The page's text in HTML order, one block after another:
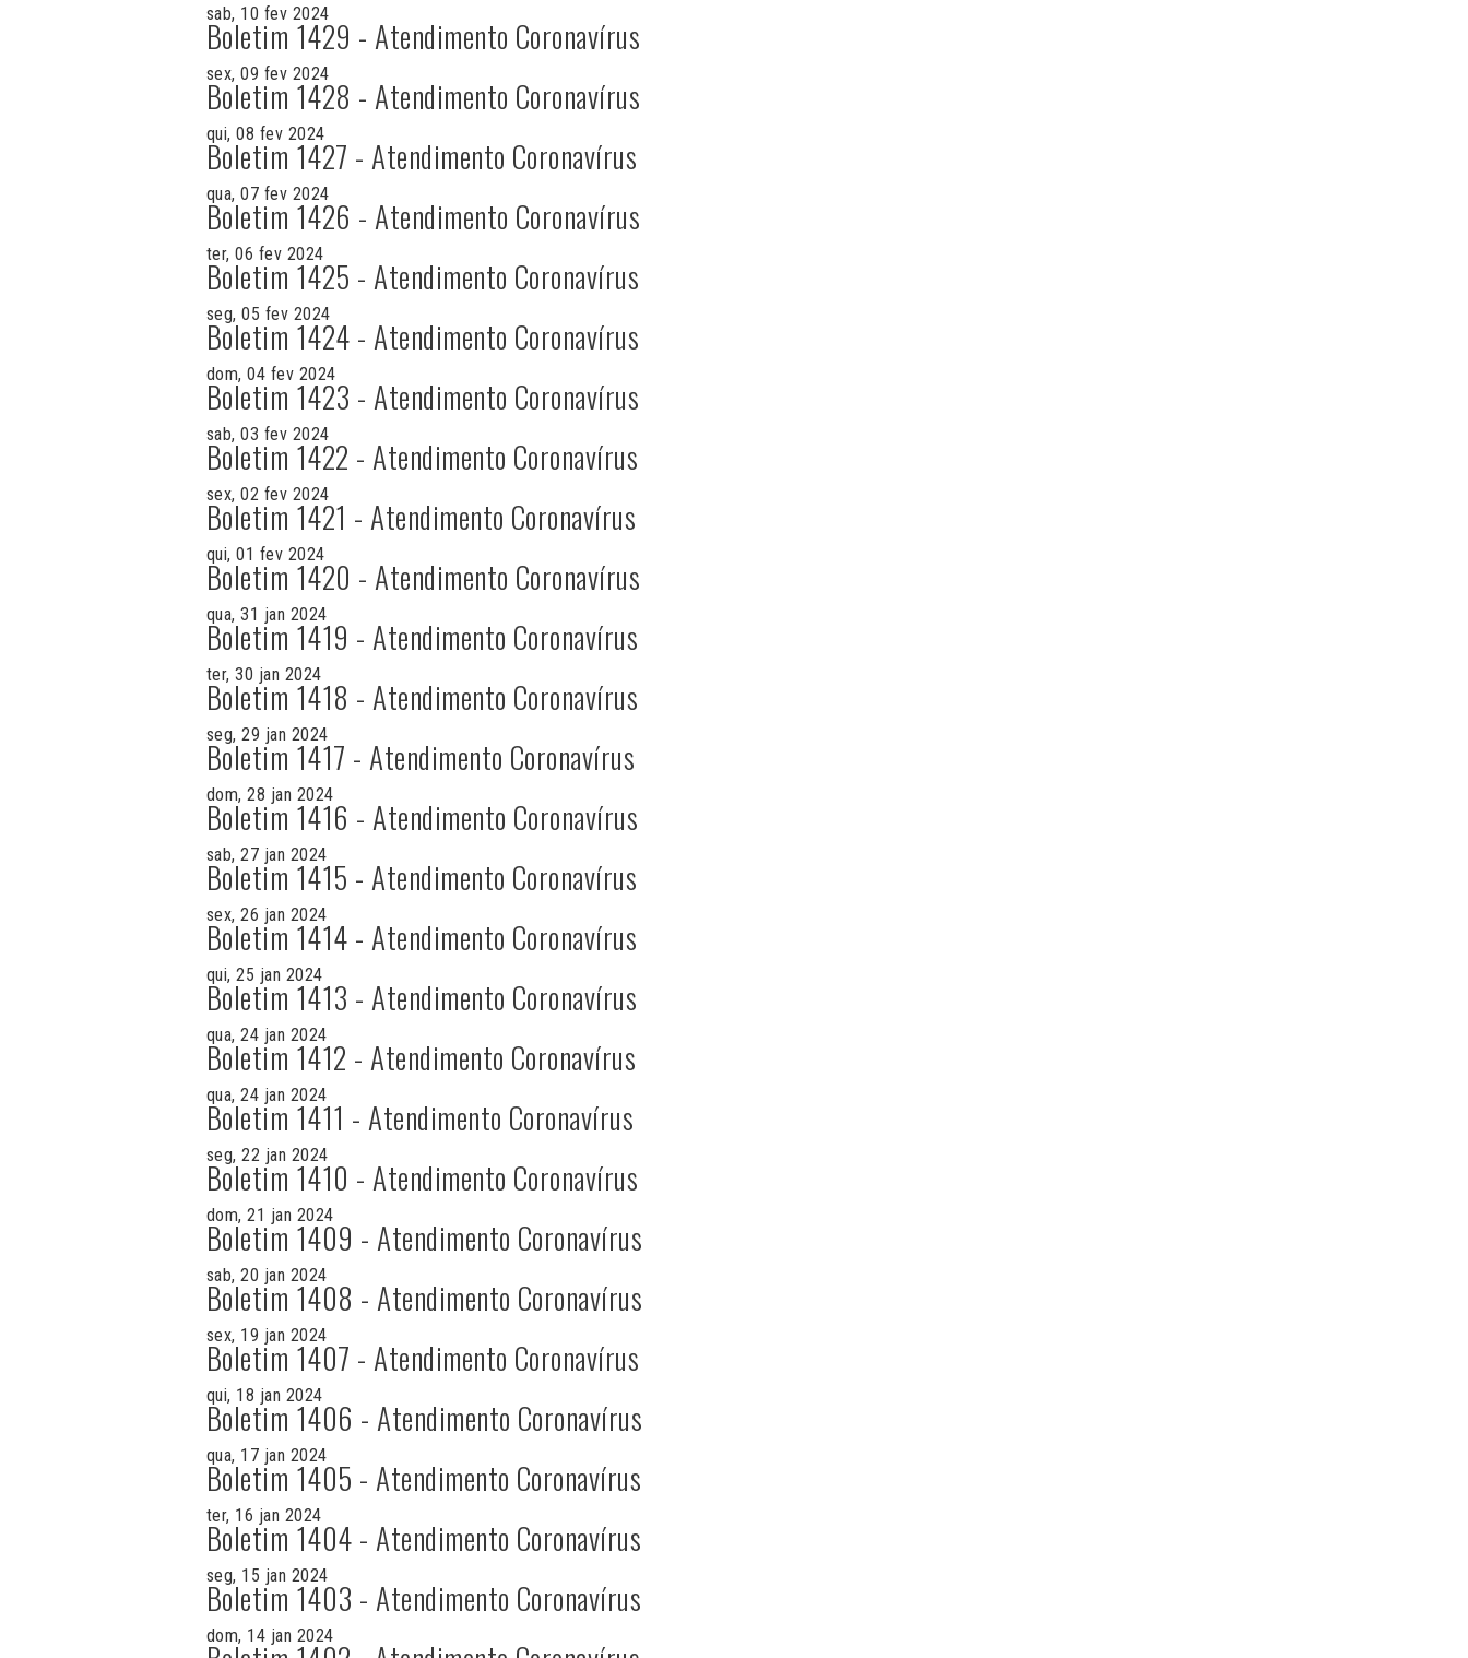
sab, 10 fev 2024
Boletim 1429 - Atendimento Coronavírus
sex, 09 fev 2024
Boletim 1428 - Atendimento Coronavírus
qui, 08 fev 2024
Boletim 1427 - Atendimento Coronavírus
qua, 07 fev 2024
Boletim 1426 - Atendimento Coronavírus
ter, 06 fev 2024
Boletim 1425 - Atendimento Coronavírus
seg, 05 fev 2024
Boletim 1424 - Atendimento Coronavírus
dom, 04 fev 2024
Boletim 1423 - Atendimento Coronavírus
sab, 03 fev 2024
Boletim 1422 - Atendimento Coronavírus
sex, 02 fev 2024
Boletim 1421 - Atendimento Coronavírus
qui, 01 fev 2024
Boletim 1420 - Atendimento Coronavírus
qua, 31 jan 2024
Boletim 1419 - Atendimento Coronavírus
ter, 30 jan 2024
Boletim 1418 - Atendimento Coronavírus
seg, 29 jan 2024
Boletim 1417 - Atendimento Coronavírus
dom, 28 jan 2024
Boletim 1416 - Atendimento Coronavírus
sab, 27 jan 2024
Boletim 1415 - Atendimento Coronavírus
sex, 26 jan 2024
Boletim 1414 - Atendimento Coronavírus
qui, 25 jan 2024
Boletim 1413 - Atendimento Coronavírus
qua, 24 jan 2024
Boletim 1412 - Atendimento Coronavírus
qua, 24 jan 2024
Boletim 1411 - Atendimento Coronavírus
seg, 22 jan 2024
Boletim 1410 - Atendimento Coronavírus
dom, 21 jan 2024
Boletim 1409 - Atendimento Coronavírus
sab, 20 jan 2024
Boletim 1408 - Atendimento Coronavírus
sex, 19 jan 2024
Boletim 1407 - Atendimento Coronavírus
qui, 18 jan 2024
Boletim 1406 - Atendimento Coronavírus
qua, 17 jan 2024
Boletim 1405 - Atendimento Coronavírus
ter, 16 jan 2024
Boletim 1404 - Atendimento Coronavírus
seg, 15 jan 2024
Boletim 1403 - Atendimento Coronavírus
dom, 14 jan 2024